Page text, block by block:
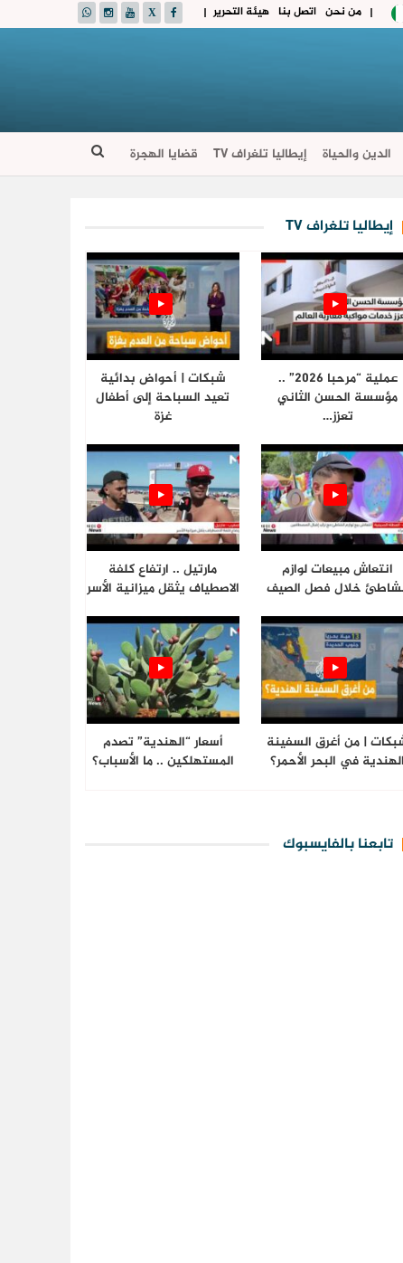
| هيئة التحرير اتصل بنا من نحن |
الدين والحياة إيطاليا تلغراف TV قضايا الهجرة
إيطاليا تلغراف TV
عملية “مرحبا 2026” ..
مؤسسة الحسن الثاني
تعزز…
شبكات | أحواض بدائية
تعيد السباحة إلى أطفال
غزة
انتعاش مبيعات لوازم
خلال فصل الصيف
مارتيل .. ارتفاع كلفة
الاصطياف يثقل ميزانية الأسر
| من أغرق السفينة
الهندية في البحر الأحمر؟
أسعار “الهندية” تصدم
المستهلكين .. ما الأسباب؟
تابعنا بالفايسبوك